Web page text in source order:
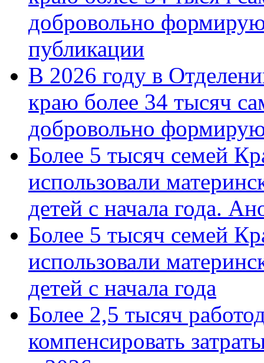
добровольно
публикации
В 2026 году в
краю более 34 тысяч
добровольно
Более 5 тысяч семей
использовали
детей с начала года.
Более 5 тысяч семей
использовали
детей с начала года
Более 2,5 тысяч
компенсировать